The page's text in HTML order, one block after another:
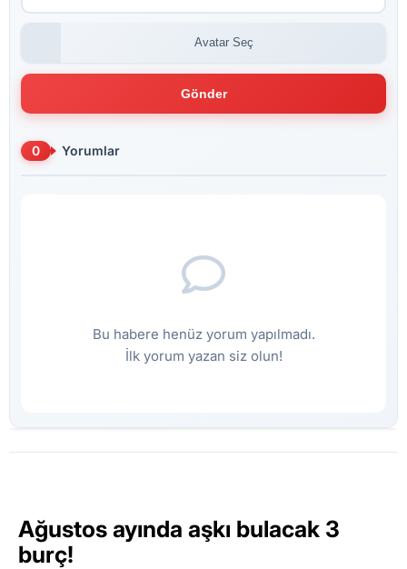
Avatar Seç
Gönder
0 Yorumlar
Bu habere henüz yorum yapılmadı.
İlk yorum yazan siz olun!
Ağustos ayında aşkı bulacak 3
burç!